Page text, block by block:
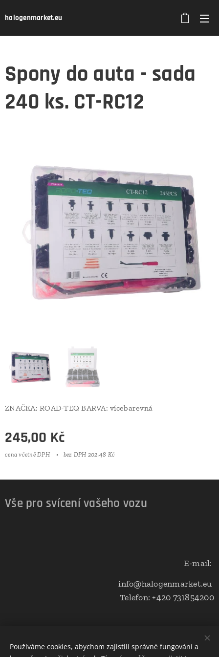
halogenmarket.eu
Spony do auta - sada
240 ks. CT-RC12
ZNAČKA:ROAD-TEQBARVA:vícebarevná
245,00 Kč
cena včetně DPH bez DPH 202,48 Kč
Vše pro svícení vašeho vozu
E-mail:
info@halogenmarket.eu
Telefon: +420 731854200
Obchodní podmínky a ochrana soukromí
Používáme cookies, abychom zajistili správné fungování a